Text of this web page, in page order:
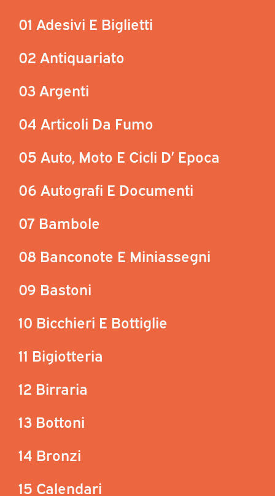
01 Adesivi E Biglietti
02 Antiquariato
03 Argenti
04 Articoli Da Fumo
05 Auto, Moto E Cicli D’ Epoca
06 Autografi E Documenti
07 Bambole
08 Banconote E Miniassegni
09 Bastoni
10 Bicchieri E Bottiglie
11 Bigiotteria
12 Birraria
13 Bottoni
14 Bronzi
15 Calendari